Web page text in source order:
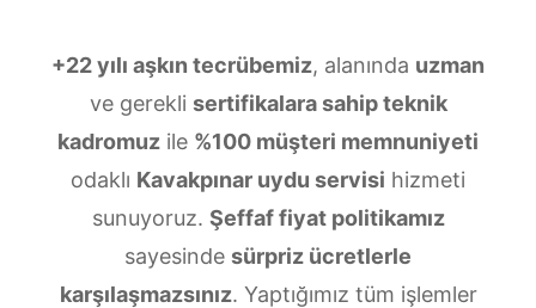
+22 yılı aşkın tecrübemiz, alanında uzman
ve gerekli sertifikalara sahip teknik
kadromuz ile %100 müşteri memnuniyeti
odaklı Kavakpınar uydu servisi hizmeti
sunuyoruz. Şeffaf fiyat politikamız
sayesinde sürpriz ücretlerle
karşılaşmazsınız. Yaptığımız tüm işlemler